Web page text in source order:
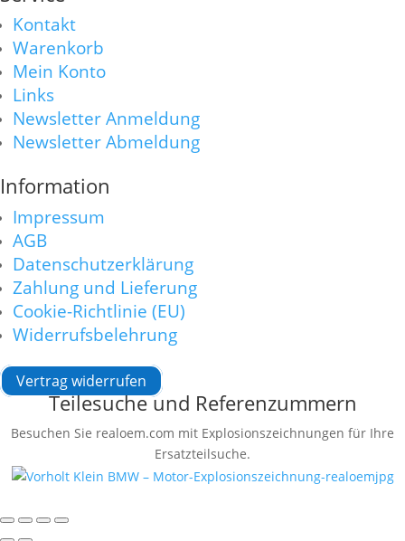
Kontakt
Warenkorb
Mein Konto
Links
Newsletter Anmeldung
Newsletter Abmeldung
Information
Impressum
AGB
Datenschutzerklärung
Zahlung und Lieferung
Cookie-Richtlinie (EU)
Widerrufsbelehrung
Vertrag widerrufen
Teilesuche und Referenzummern
Besuchen Sie realoem.com mit Explosionszeichnungen für Ihre
Ersatzteilsuche.